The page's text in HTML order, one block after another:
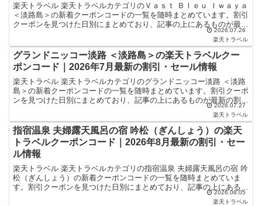
楽天トラベル 楽天トラベルカテゴリのＶａｓｔ Ｂｌｅｕ Ｉｗａｙａ
＜淡路島＞の新着クーポンコードの一覧を随時まとめています。割引
クーポンを見つけた日別にまとめており、記事の上にあるものが最新
の割引クーポンになります。ホテル・旅館宿泊の予約な... 2026.07.26
楽天トラベル
グランドニッコー淡路 ＜淡路島＞の楽天トラベルクー
ポンコード｜2026年7月最新の割引・セール情報
楽天トラベル 楽天トラベルカテゴリのグランドニッコー淡路 ＜淡路
島＞の新着クーポンコードの一覧を随時まとめています。割引クーポ
ンを見つけた日別にまとめており、記事の上にあるものが最新の割引
クーポンになります。ホテル・旅館宿泊の予約などで使え...2026.07.27
楽天トラベル
指宿温泉 夫婦露天風呂の宿 吟松（ぎんしょう）の楽天
トラベルクーポンコード｜2026年8月最新の割引・セー
ル情報
楽天トラベル 楽天トラベルカテゴリの指宿温泉 夫婦露天風呂の宿 吟
松（ぎんしょう）の新着クーポンコードの一覧を随時まとめていま
す。割引クーポンを見つけた日別にまとめており、記事の上にあるも
のが最新の割引クーポンになります。ホテル・旅館宿泊の...2026.08.05
楽天トラベル